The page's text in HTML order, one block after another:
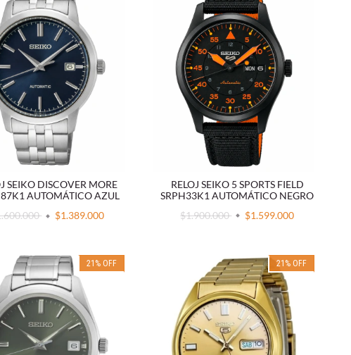
SEIKO DISCOVER MORE
AUTOMÁTICO AZUL
$1.389.000
RELOJ SEIKO 5 SPORTS FIELD
SRPH33K1 AUTOMÁTICO NEGRO
$1.900.000
$1.599.000
21 % OFF 21 % OFF